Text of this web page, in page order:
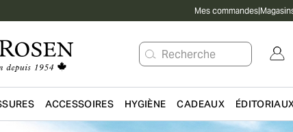
Mes commandes|
Recherche
au contenu principal
ACCESSOIRES HYGIÈNE CADEAUX